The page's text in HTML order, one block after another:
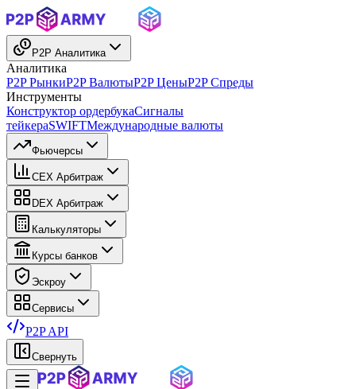
P2P Аналитика
Аналитика
P2P РынкиP2P ВалютыP2P ЦеныP2P Спреды
Инструменты
Конструктор ордербукаСигналы
тейкераSWIFTМеждународные валюты
Фьючерсы
CEX Арбитраж
DEX Арбитраж
Калькуляторы
Курсы банков
Эскроу
Сервисы
P2P API
Свернуть